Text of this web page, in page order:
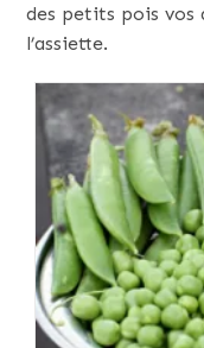
des petits pois vos
l’assiette.